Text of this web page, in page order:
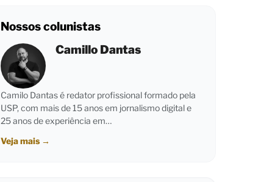
Nossos colunistas
Camillo Dantas
Camilo Dantas é redator profissional formado pela
USP, com mais de 15 anos em jornalismo digital e
25 anos de experiência em…
Veja mais →